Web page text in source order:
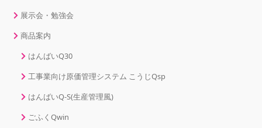
展示会・勉強会
商品案内
はんばいQ30
工事業向け原価管理システム こうじQsp
はんばいQ-S(生産管理風)
ごふくQwin